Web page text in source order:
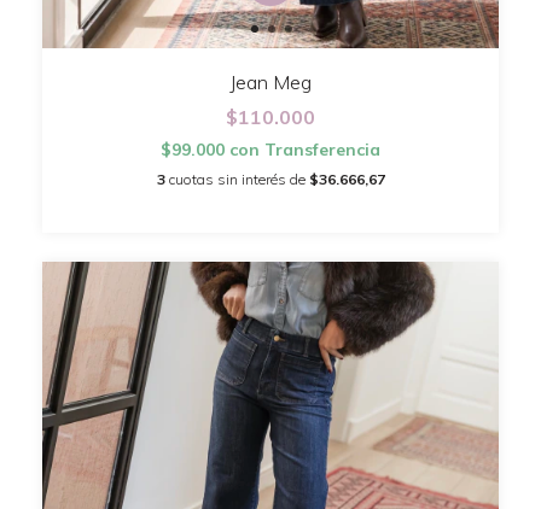
Jean Meg
$110.000
$99.000 con Transferencia
3 cuotas sin interés de $36.666,67